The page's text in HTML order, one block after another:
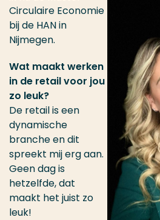
Circulaire Economie
bij de HAN in
Nijmegen.
Wat maakt werken
in de retail voor jou
zo leuk?
De retail is een
dynamische
branche en dit
spreekt mij erg aan.
Geen dag is
hetzelfde, dat
maakt het juist zo
leuk!